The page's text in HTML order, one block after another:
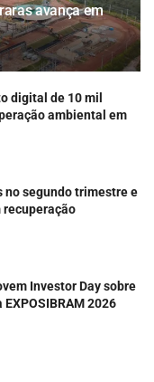
avança em
digital de 10 mil
ambiental em
no segundo trimestre e
recuperação
Investor Day sobre
2026